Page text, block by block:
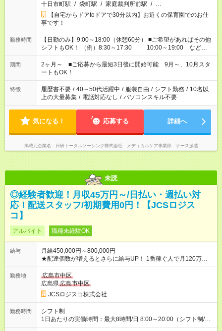
十日市町駅 / 袋町駅 / 家庭裁判所前駅 / …
【自宅からドアtoドアで30分以内】お近くの保育園でのお仕
事です！
勤務時間
【日勤のみ】9:00～18:00（休憩60分） ■ご希望があればその他
シフトもOK！ （例）8:30～17:30 10:00～19:00 など
「家族とお休みを合わせたい」 「余裕を持って夕飯の準備がし
たい」 「できれば残業はしたくない」 など、ご希望があれば教
えてくださいね。 ※Wワーク希望の方へ 今ご覧のお仕事で希望
する勤務時間と、もう1つのお仕事の勤務時間。 合計で週40時
間を超える場合は応募できません
期間
2ヶ月～ ■ご応募から最短3日後に開始可能 9月～、10月スタ
ートもOK！
特徴 履歴書不要 / 40～50代活躍中 / 服装自由 / シフト勤務 / 10名以
上の大量募集 / 電話対応なし / パソコンスキル不要
気になる！ 応募する 詳細へ
掲載元企業名 日研トータルソーシング株式会社 メディカルケア事業部 ナース派遣
未読
◎経験者歓迎！月収45万円～/日払い・週払い対
応！配送スタッフ/初期費用0円！【JCSロジス
コ】
アルバイト 職種未経験OK
給与
月給450,000円～800,000円
★配達個数が増えるとさらに給与UP！ 1番稼ぐ人で月120万ほ
ど！ ・主要都市エリア 月収55万円／週5日稼働 月収65万~112
万円／週6日稼働 ・地方郊外エリア 月収40万円／週5日稼働 月
収40万円~50万円／週6日稼働 ＜モデルイメージ＞ ■月収50万
円 (27歳男性/江東区在住)※元建築関係 1日150個配達×25日勤務
(日休み) ■月収80万円(43歳男性/墨田区在住)※元営業 1日200個
勤務地
広島市中区
広島県広島市中区
JCSロジスコ株式会社
勤務時間
シフト制
1日あたりの実働時間：最大8時間/日 8:00～20:00（シフト制/実
働8時間） ※週5日勤務（場所次第では週4も有り） ※配達状況に